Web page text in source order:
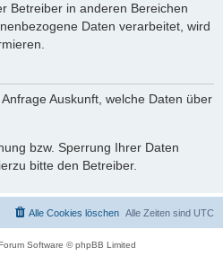
Betreiber in anderen Bereichen
Daten verarbeitet, wird
Auskunft, welche Daten über
bzw. Sperrung Ihrer Daten
bitte den Betreiber.
Alle Zeiten sind UTC
Alle Cookies löschen
Software © phpBB Limited